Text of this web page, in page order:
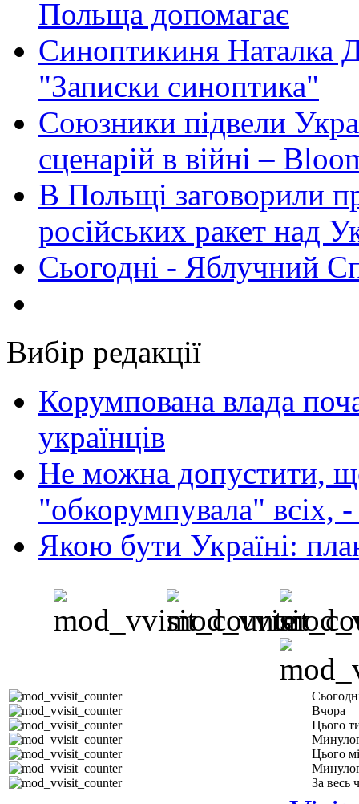
Польща допомагає
Синоптикиня Наталка
"Записки синоптика"
Союзники підвели
сценарій в війні –
В Польщі заговорили
російських ракет над
Сьогодні - Яблучний
Вибір редакції
Корумпована влада
українців
Не можна допустити,
"обкорумпувала" всіх,
Якою бути Україні:
Вчора
Цього
Цього
За весь